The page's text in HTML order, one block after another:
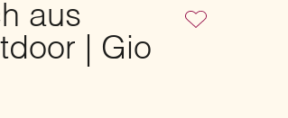
aus
| Gio